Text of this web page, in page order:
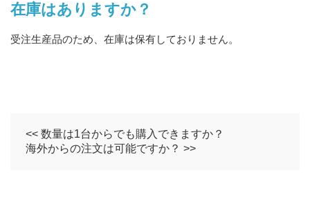
在庫はありますか？
受注生産品のため、在庫は保有しておりません。
<< 数量は1台からでも購入できますか？
海外からの注文は可能ですか？ >>